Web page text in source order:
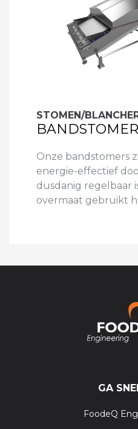
STOMEN/
Onze bandstomers
energie-effectief
dusdanig regelbaar
overmaat gebruikt
GA
FoodeQ